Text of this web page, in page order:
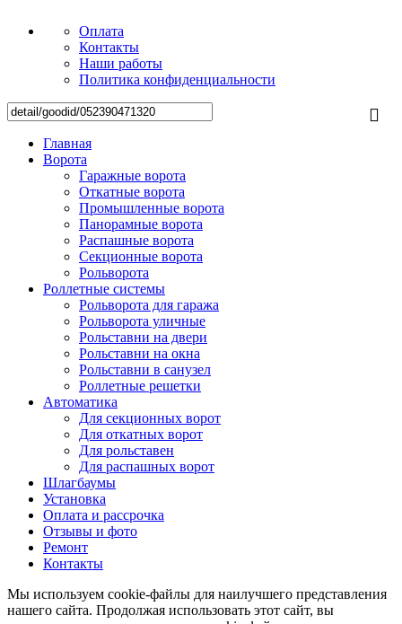
Оплата
Контакты
Наши работы
Политика конфиденциальности
Главная
Ворота
Гаражные ворота
Откатные ворота
Промышленные ворота
Панорамные ворота
Распашные ворота
Секционные ворота
Рольворота
Роллетные системы
Рольворота для гаража
Рольворота уличные
Рольставни на двери
Рольставни на окна
Рольставни в санузел
Роллетные решетки
Автоматика
Для секционных ворот
Для откатных ворот
Для рольставен
Для распашных ворот
Шлагбаумы
Установка
Оплата и рассрочка
Отзывы и фото
Ремонт
Контакты
Мы используем cookie-файлы для наилучшего представления
нашего сайта. Продолжая использовать этот сайт, вы